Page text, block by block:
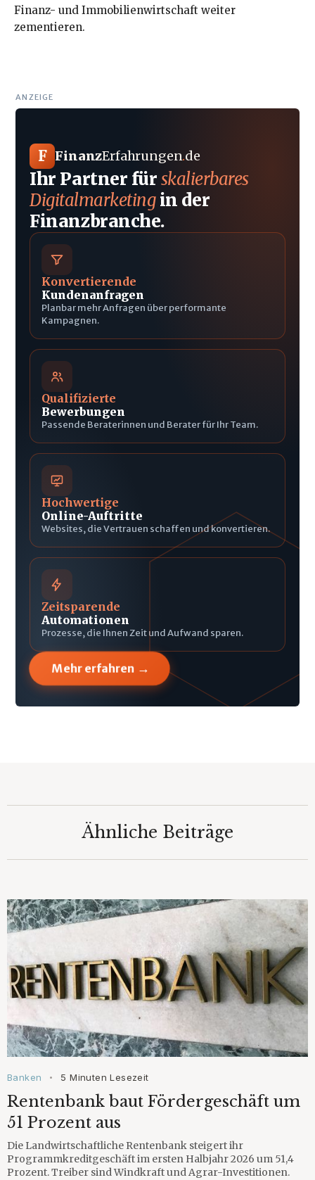
Finanz- und Immobilienwirtschaft weiter
zementieren.
ANZEIGE
F FinanzErfahrungen.de
Ihr Partner fürskalierbares
Digitalmarketingin der
Finanzbranche.
Konvertierende
Kundenanfragen
Planbar mehr Anfragen über performante
Kampagnen.
Qualifizierte
Bewerbungen
Passende Beraterinnen und Berater für Ihr Team.
Hochwertige
Online-Auftritte
Websites, die Vertrauen schaffen und konvertieren.
Zeitsparende
Automationen
Prozesse, die Ihnen Zeit und Aufwand sparen.
Mehr erfahren →
Ähnliche Beiträge
Banken • 5 Minuten Lesezeit
Rentenbank baut Fördergeschäft um
51 Prozent aus
Die Landwirtschaftliche Rentenbank steigert ihr
Programmkreditgeschäft im ersten Halbjahr 2026 um 51,4
Prozent. Treiber sind Windkraft und Agrar-Investitionen.